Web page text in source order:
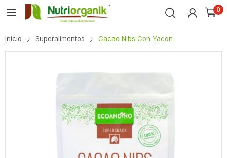
0
Inicio Superalimentos Cacao Nibs Con Yacon